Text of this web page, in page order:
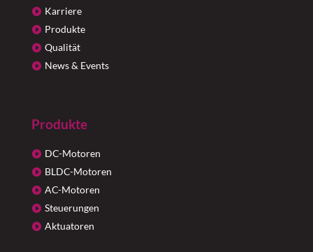
Karriere
Produkte
Qualität
News & Events
Produkte
DC-Motoren
BLDC-Motoren
AC-Motoren
Steuerungen
Aktuatoren